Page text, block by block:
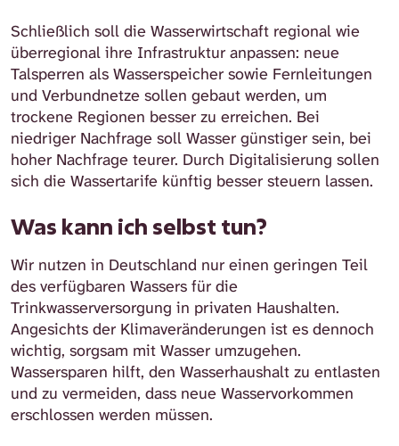
Schließlich soll die Wasserwirtschaft regional wie
überregional ihre Infrastruktur anpassen: neue
Talsperren als Wasserspeicher sowie Fernleitungen
und Verbundnetze sollen gebaut werden, um
trockene Regionen besser zu erreichen. Bei
niedriger Nachfrage soll Wasser günstiger sein, bei
hoher Nachfrage teurer. Durch Digitalisierung sollen
sich die Wassertarife künftig besser steuern lassen.
Was kann ich selbst tun?
Wir nutzen in Deutschland nur einen geringen Teil
des verfügbaren Wassers für die
Trinkwasserversorgung in privaten Haushalten.
Angesichts der Klimaveränderungen ist es dennoch
wichtig, sorgsam mit Wasser umzugehen.
Wassersparen hilft, den Wasserhaushalt zu entlasten
und zu vermeiden, dass neue Wasservorkommen
erschlossen werden müssen.